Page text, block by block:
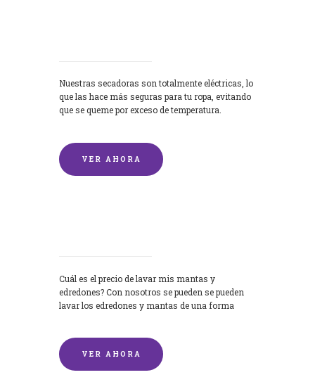
Nuestras secadoras son totalmente eléctricas, lo
que las hace más seguras para tu ropa, evitando
que se queme por exceso de temperatura.
VER AHORA
Cuál es el precio de lavar mis mantas y
edredones? Con nosotros se pueden se pueden
lavar los edredones y mantas de una forma
VER AHORA